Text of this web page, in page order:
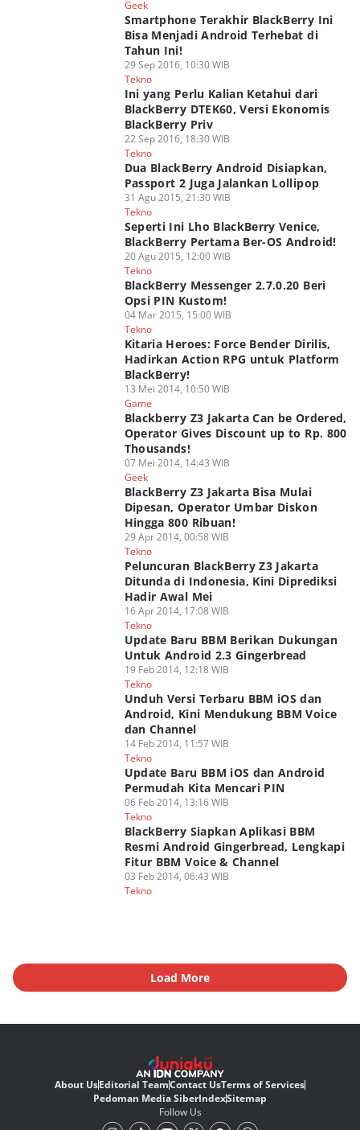
Geek
Smartphone Terakhir BlackBerry Ini
Bisa Menjadi Android Terhebat di
Tahun Ini!
29 Sep 2016, 10:30 WIB
Tekno
Ini yang Perlu Kalian Ketahui dari
BlackBerry DTEK60, Versi Ekonomis
BlackBerry Priv
22 Sep 2016, 18:30 WIB
Tekno
Dua BlackBerry Android Disiapkan,
Passport 2 Juga Jalankan Lollipop
31 Agu 2015, 21:30 WIB
Tekno
Seperti Ini Lho BlackBerry Venice,
BlackBerry Pertama Ber-OS Android!
20 Agu 2015, 12:00 WIB
Tekno
BlackBerry Messenger 2.7.0.20 Beri
Opsi PIN Kustom!
04 Mar 2015, 15:00 WIB
Tekno
Kitaria Heroes: Force Bender Dirilis,
Hadirkan Action RPG untuk Platform
BlackBerry!
13 Mei 2014, 10:50 WIB
Game
Blackberry Z3 Jakarta Can be Ordered,
Operator Gives Discount up to Rp. 800
Thousands!
07 Mei 2014, 14:43 WIB
Geek
BlackBerry Z3 Jakarta Bisa Mulai
Dipesan, Operator Umbar Diskon
Hingga 800 Ribuan!
29 Apr 2014, 00:58 WIB
Tekno
Peluncuran BlackBerry Z3 Jakarta
Ditunda di Indonesia, Kini Diprediksi
Hadir Awal Mei
16 Apr 2014, 17:08 WIB
Tekno
Update Baru BBM Berikan Dukungan
Untuk Android 2.3 Gingerbread
19 Feb 2014, 12:18 WIB
Tekno
Unduh Versi Terbaru BBM iOS dan
Android, Kini Mendukung BBM Voice
dan Channel
14 Feb 2014, 11:57 WIB
Tekno
Update Baru BBM iOS dan Android
Permudah Kita Mencari PIN
06 Feb 2014, 13:16 WIB
Tekno
BlackBerry Siapkan Aplikasi BBM
Resmi Android Gingerbread, Lengkapi
Fitur BBM Voice & Channel
03 Feb 2014, 06:43 WIB
Tekno
Load More
About UsEditorial TeamContact UsTerms of Services
Pedoman Media SiberIndexSitemap
Follow Us